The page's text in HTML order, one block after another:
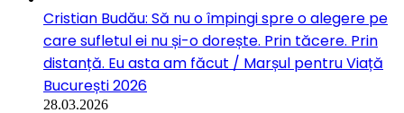
Cristian Budău: Să nu o împingi spre o alegere pe
care sufletul ei nu și-o dorește. Prin tăcere. Prin
distanță. Eu asta am făcut / Marșul pentru Viață
București 2026
28.03.2026